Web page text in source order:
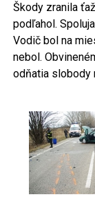
Škody zranila
podľahol.
Vodič bol na
nebol.
odňatia slobody